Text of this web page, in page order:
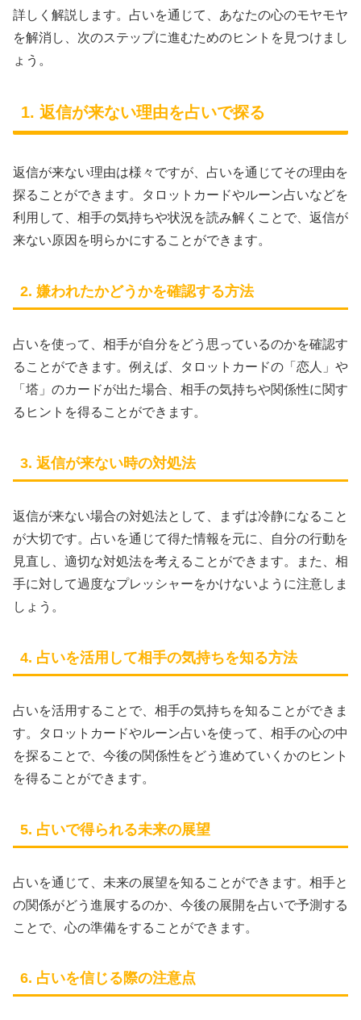
詳しく解説します。占いを通じて、あなたの心のモヤモヤ
を解消し、次のステップに進むためのヒントを見つけまし
ょう。
1. 返信が来ない理由を占いで探る
返信が来ない理由は様々ですが、占いを通じてその理由を
探ることができます。タロットカードやルーン占いなどを
利用して、相手の気持ちや状況を読み解くことで、返信が
来ない原因を明らかにすることができます。
2. 嫌われたかどうかを確認する方法
占いを使って、相手が自分をどう思っているのかを確認す
ることができます。例えば、タロットカードの「恋人」や
「塔」のカードが出た場合、相手の気持ちや関係性に関す
るヒントを得ることができます。
3. 返信が来ない時の対処法
返信が来ない場合の対処法として、まずは冷静になること
が大切です。占いを通じて得た情報を元に、自分の行動を
見直し、適切な対処法を考えることができます。また、相
手に対して過度なプレッシャーをかけないように注意しま
しょう。
4. 占いを活用して相手の気持ちを知る方法
占いを活用することで、相手の気持ちを知ることができま
す。タロットカードやルーン占いを使って、相手の心の中
を探ることで、今後の関係性をどう進めていくかのヒント
を得ることができます。
5. 占いで得られる未来の展望
占いを通じて、未来の展望を知ることができます。相手と
の関係がどう進展するのか、今後の展開を占いで予測する
ことで、心の準備をすることができます。
6. 占いを信じる際の注意点